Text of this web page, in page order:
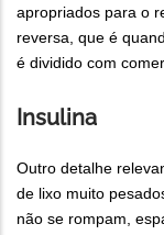
apropriados para o
reversa, que é
é dividido com
Insulina
Outro detalhe
de lixo muito
não se rompam,